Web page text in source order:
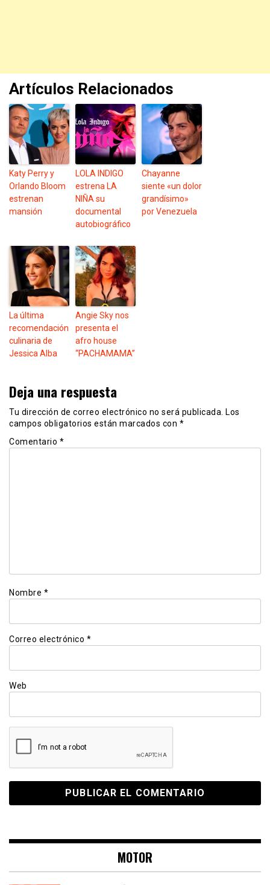
Artículos Relacionados
Katy Perry y
Orlando Bloom
estrenan
mansión
LOLA INDIGO
estrena LA
NIÑA su
documental
autobiográfico
Chayanne
siente «un dolor
grandísimo»
por Venezuela
La última
recomendación
culinaria de
Jessica Alba
Angie Sky nos
presenta el
afro house
“PACHAMAMA”
Deja una respuesta
Tu dirección de correo electrónico no será publicada. Los
campos obligatorios están marcados con *
Comentario *
Nombre *
Correo electrónico *
Web
MOTOR